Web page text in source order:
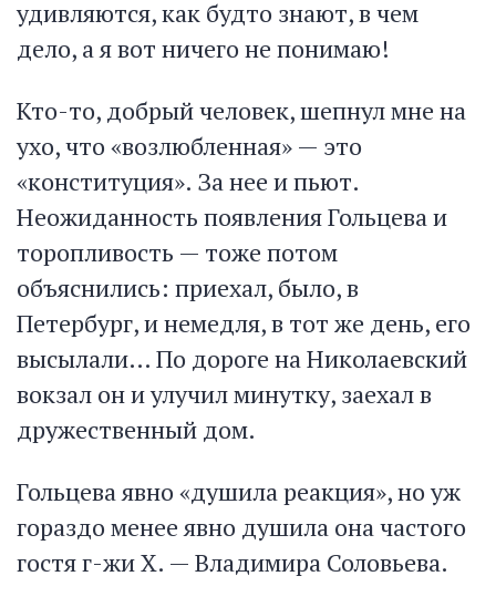
удивляются, как будто знают, в чем
дело, а я вот ничего не понимаю!
Кто-то, добрый человек, шепнул мне на
ухо, что «возлюбленная» — это
«конституция». За нее и пьют.
Неожиданность появления Гольцева и
торопливость — тоже потом
объяснились: приехал, было, в
Петербург, и немедля, в тот же день, его
высылали… По дороге на Николаевский
вокзал он и улучил минутку, заехал в
дружественный дом.
Гольцева явно «душила реакция», но уж
гораздо менее явно душила она частого
гостя г-жи X. — Владимира Соловьева.